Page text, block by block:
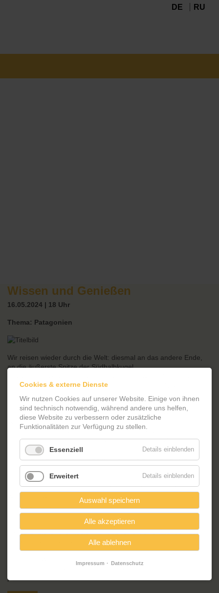
DE RU
Wissen und Genießen
16.05.2024 | 18 Uhr
Thema: Patagonien
Wir reisen wieder durch die Welt: diesmal an das andere Ende,
an die äußerste Spitze der Südhalbkugel.
sich die geführte Gruppenwanderreise im Oktober/November
2018 auf der Sabine mitreiste.
Die Landschaft der südlichen Anden ist durch ihre Weite und
Wildheit einzigartig. Sie durchwanderten kaum besiedelte
Regionen und bestaunten einige der eindrucksvollsten
Gebirgsformationen der Erde, wie die imposanten Granittürme
Torres del Paine. Nach der Überquerung der Magellanstraße
erreichten sie Feuerland. Das wohl schönste Ende der Welt muss
man selbst gesehen haben!
Eine Reise für Naturliebhaber! Kommt also mit, in die Welt aus Eis
und schroffen Felsen, nach Patagonien und Feuerland.
Wie immer wird es Kostproben der lokalen Küche geben. Lasst
Euch überraschen!
Die Veranstaltung ist kostenfrei, über eine kleine Spende freuen
Ansprechpartner Robert Lucas unter kultur@milanhorst-
potsdam.de
Cookies & externe Dienste
Wir nutzen Cookies auf unserer Website. Einige von ihnen
sind technisch notwendig, während andere uns helfen,
diese Website zu verbessern oder zusätzliche
Funktionalitäten zur Verfügung zu stellen.
Essenziell Details einblenden
Erweitert Details einblenden
Auswahl speichern
Alle akzeptieren
Alle ablehnen
Impressum Datenschutz